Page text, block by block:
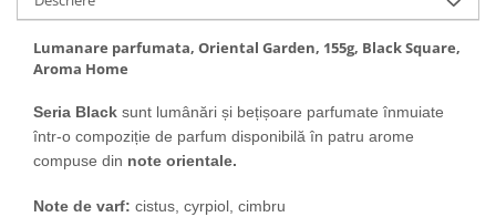
Lumanare parfumata, Oriental Garden, 155g, Black Square,
Aroma Home
Seria Black sunt lumânări și bețișoare parfumate înmuiate
într-o compoziție de parfum disponibilă în patru arome
compuse din note orientale.
Note de varf: cistus, cyrpiol, cimbru